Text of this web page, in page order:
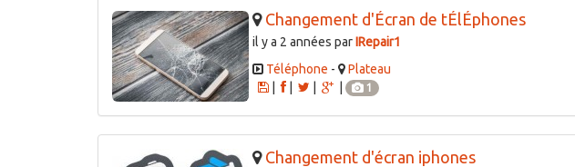
Changement d'Écran de tÉlÉphones
il y a 2 années parIRepair1
Téléphone -
Plateau
|
1
Changement d'écran iphones